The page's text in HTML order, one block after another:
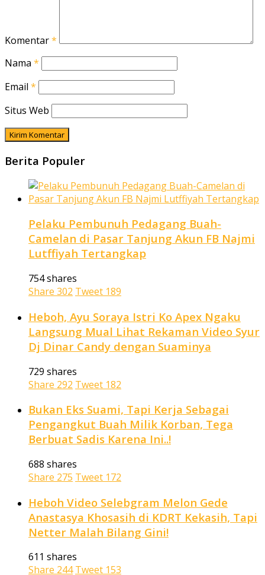
Komentar*
Nama *
Email *
Situs Web
Berita Populer
Pelaku Pembunuh Pedagang Buah-
Camelan di Pasar Tanjung Akun FB Najmi
Lutffiyah Tertangkap
754 shares
Share 302 Tweet 189
Heboh, Ayu Soraya Istri Ko Apex Ngaku
Langsung Mual Lihat Rekaman Video Syur
Dj Dinar Candy dengan Suaminya
729 shares
Share 292 Tweet 182
Bukan Eks Suami, Tapi Kerja Sebagai
Pengangkut Buah Milik Korban, Tega
Berbuat Sadis Karena Ini..!
688 shares
Share 275 Tweet 172
Heboh Video Selebgram Melon Gede
Anastasya Khosasih di KDRT Kekasih, Tapi
Netter Malah Bilang Gini!
611 shares
Share 244 Tweet 153